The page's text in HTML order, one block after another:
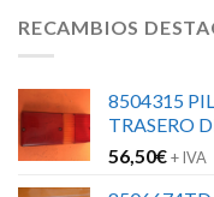
RECAMBIOS
8504315
TRASERO
56,50€+ IVA